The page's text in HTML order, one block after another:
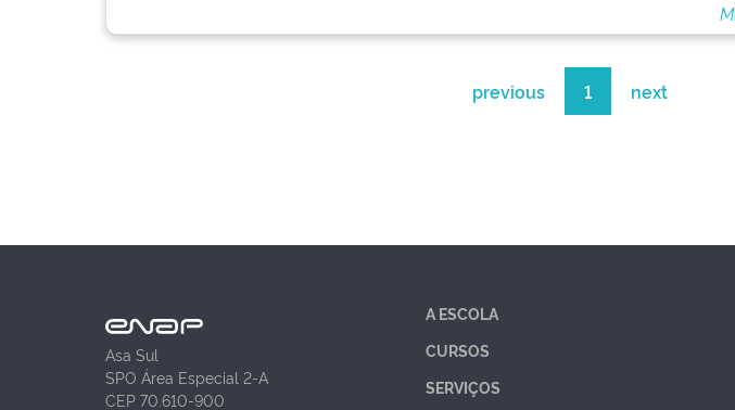
previous 1 next
Asa Sul
SPO Área Especial 2-A
CEP 70.610-900
A ESCOLA
CURSOS
SERVIÇOS